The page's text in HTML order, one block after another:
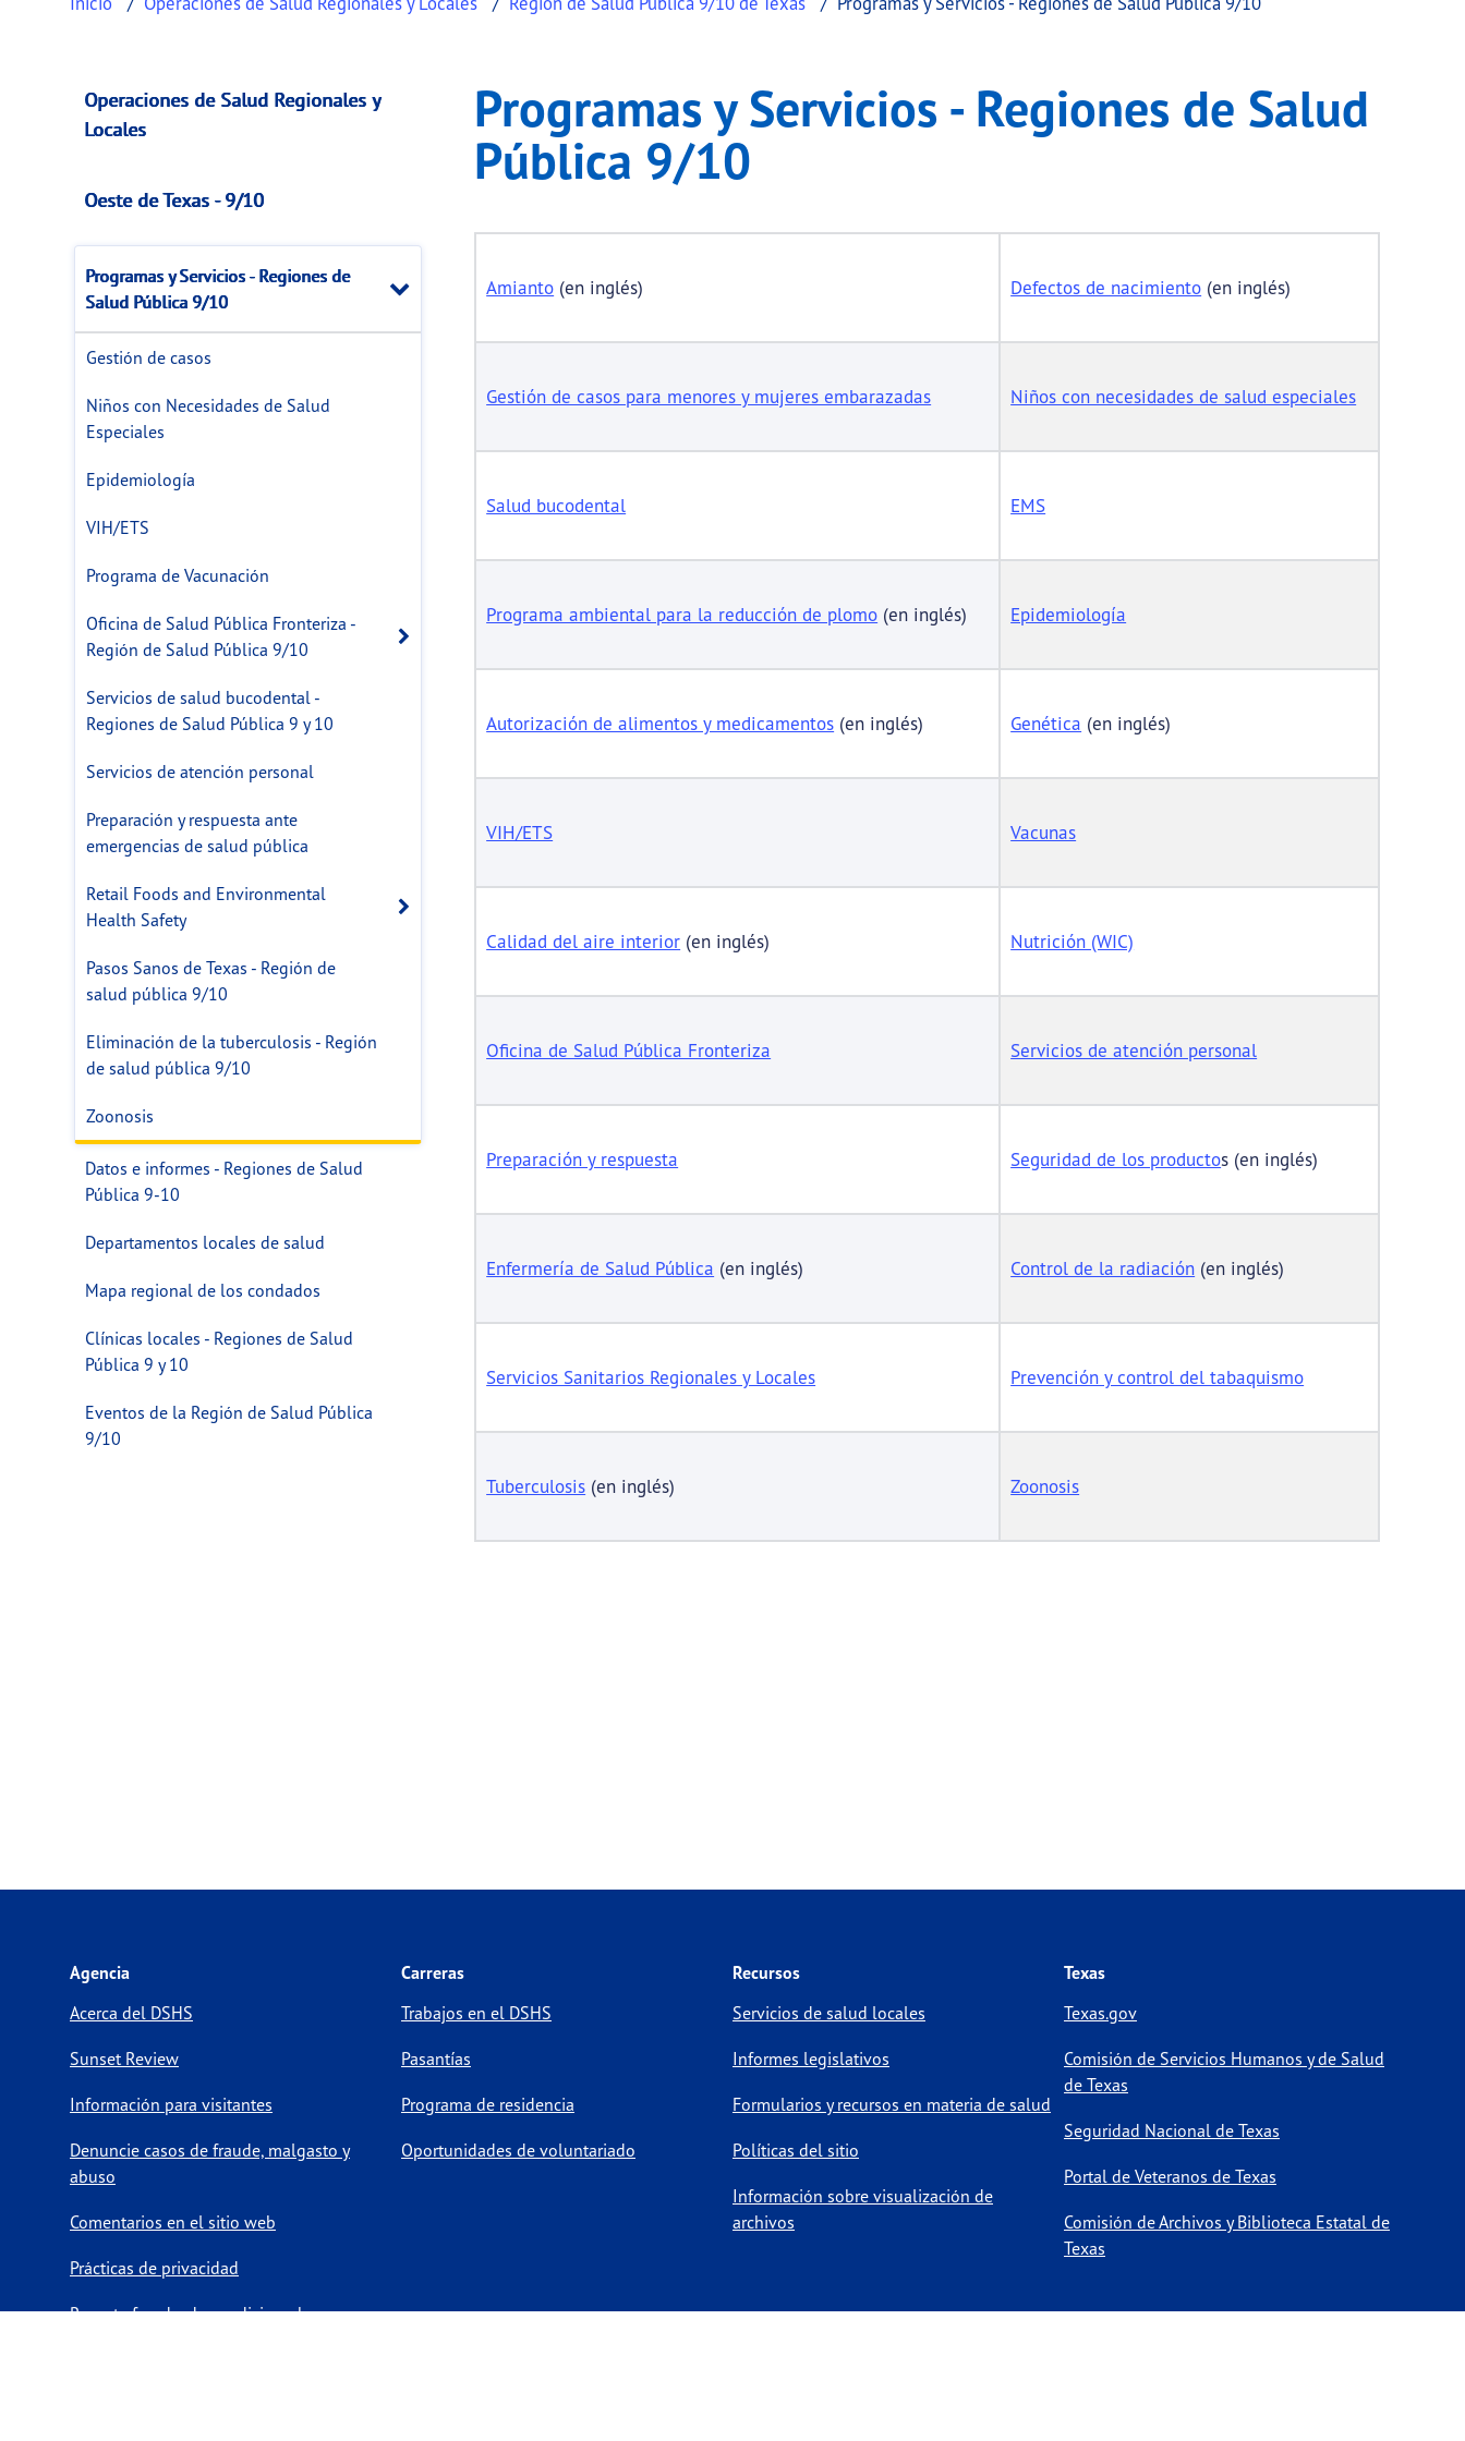
Programas y Servicios - Regiones de Salud Pública 9/10
This page provides information about Programas y Servicios - Regiones de Salud Pública 9/10
Operaciones de Salud Regionales y
Locales
Oeste de Texas - 9/10
Programas y Servicios - Regiones de
Salud Pública 9/10
Close submenu links
Gestión de casos
Niños con Necesidades de Salud
Especiales
Epidemiología
VIH/ETS
Programa de Vacunación
Oficina de Salud Pública Fronteriza -
Región de Salud Pública 9/10
Servicios de salud bucodental -
Regiones de Salud Pública 9 y 10
Servicios de atención personal
Preparación y respuesta ante
emergencias de salud pública
Retail Foods and Environmental
Health Safety
Pasos Sanos de Texas - Región de
salud pública 9/10
Eliminación de la tuberculosis - Región
de salud pública 9/10
Zoonosis
Datos e informes - Regiones de Salud
Pública 9-10
Departamentos locales de salud
Mapa regional de los condados
Clínicas locales - Regiones de Salud
Pública 9 y 10
Eventos de la Región de Salud Pública
9/10
Programas y Servicios - Regiones de Salud
Pública 9/10
Amianto (en inglés) Defectos de nacimiento (en inglés)
Gestión de casos para menores y mujeres embarazadas Niños con necesidades de salud especiales
Salud bucodental EMS
Programa ambiental para la reducción de plomo (en inglés) Epidemiología
Autorización de alimentos y medicamentos (en inglés) Genética (en inglés)
VIH/ETS Vacunas
Calidad del aire interior (en inglés) Nutrición (WIC)
Oficina de Salud Pública Fronteriza Servicios de atención personal
Preparación y respuesta Seguridad de los productos (en inglés)
Enfermería de Salud Pública (en inglés) Control de la radiación (en inglés)
Servicios Sanitarios Regionales y Locales Prevención y control del tabaquismo
Tuberculosis (en inglés) Zoonosis
Agencia
Acerca del DSHS
Sunset Review
Información para visitantes
Denuncie casos de fraude, malgasto y
abuso
Comentarios en el sitio web
Prácticas de privacidad
Reporte fraude, desperdicio y abuso
Carreras
Trabajos en el DSHS
Pasantías
Programa de residencia
Oportunidades de voluntariado
Recursos
Servicios de salud locales
Informes legislativos
Formularios y recursos en materia de salud
Políticas del sitio
Información sobre visualización de
archivos
Texas
Texas.gov
Comisión de Servicios Humanos y de Salud
de Texas
Seguridad Nacional de Texas
Portal de Veteranos de Texas
Comisión de Archivos y Biblioteca Estatal de
Texas